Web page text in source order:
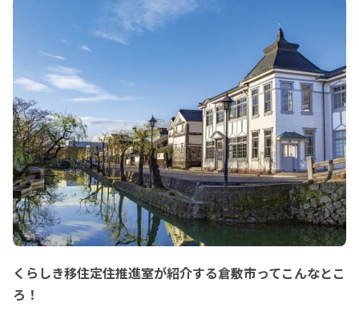
くらしき移住定住推進室が紹介する倉敷市ってこんなとこ
ろ！